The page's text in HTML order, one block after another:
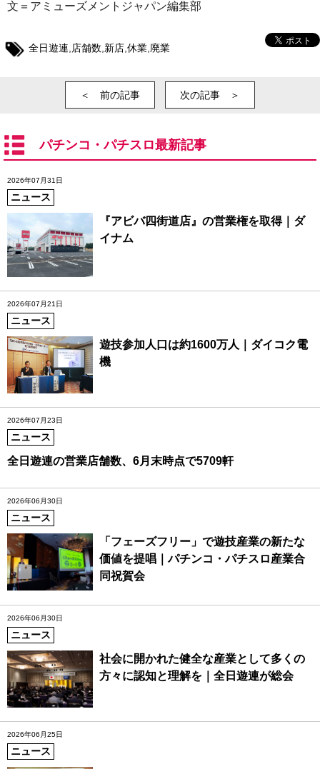
文＝アミューズメントジャパン編集部
全日遊連 店舗数 新店 休業 廃業
＜ 前の記事 次の記事 ＞
パチンコ・パチスロ最新記事
2026年07月31日
ニュース
『アビバ四街道店』の営業権を取得｜ダ
イナム
2026年07月21日
ニュース
遊技参加人口は約1600万人｜ダイコク電
機
2026年07月23日
ニュース
全日遊連の営業店舗数、6月末時点で5709軒
2026年06月30日
ニュース
「フェーズフリー」で遊技産業の新たな
価値を提唱｜パチンコ・パチスロ産業合
同祝賀会
2026年06月30日
ニュース
社会に開かれた健全な産業として多くの
方々に認知と理解を｜全日遊連が総会
2026年06月25日
ニュース